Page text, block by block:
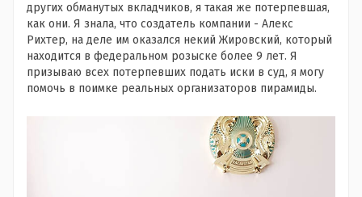
других обманутых вкладчиков, я такая же потерпевшая,
как они. Я знала, что создатель компании - Алекс
Рихтер, на деле им оказался некий Жировский, который
находится в федеральном розыске более 9 лет. Я
призываю всех потерпевших подать иски в суд, я могу
помочь в поимке реальных организаторов пирамиды.